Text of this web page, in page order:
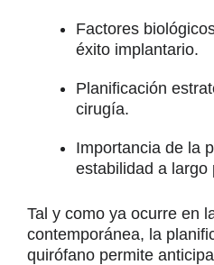
Factores
éxito implantario.
Planificación
cirugía.
Importancia de la
estabilidad a largo
Tal y como ya ocurre en
contemporánea, la
quirófano permite